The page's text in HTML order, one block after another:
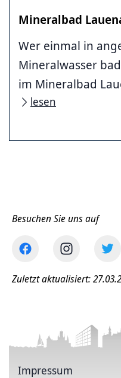
Mineralbad
Wer einmal in
Mineralwasser
im Mineralbad
lesen
Besuchen Sie uns auf
Zuletzt aktualisiert:
Impressum